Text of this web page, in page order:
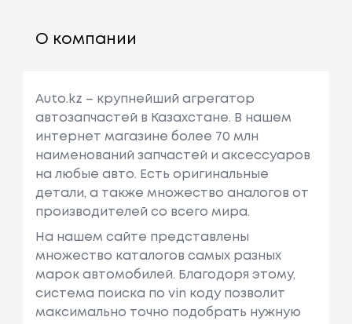
О компании
Auto.kz – крупнейший агрегатор
автозапчастей в Казахстане. В нашем
интернет магазине более 70 млн
наименований запчастей и аксессуаров
на любые авто. Есть оригинальные
детали, а также множество аналогов от
производителей со всего мира.
На нашем сайте представлены
множество каталогов самых разных
марок автомобилей. Благодоря этому,
система поиска по vin коду позволит
максимально точно подобрать нужную